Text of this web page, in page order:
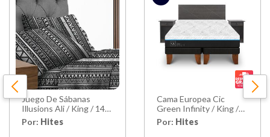
Alto De Base
Alto Con Base
Ancho 180 Cms
Largo
Napa Hipoalergénica,
Juego De Sábanas
Illusions Ali / King / 144
Hilos
Por: Hites
Cama Europea Cic
Green Infinity / King /
Base Dividida + Set De
Maderas
Por: Hites